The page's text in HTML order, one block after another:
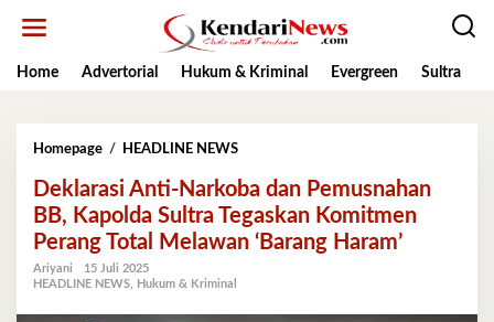
Home
Advertorial Hukum & Kriminal Evergreen Sultra
Homepage / HEADLINE NEWSDeklarasi
Narkoba
dan
Pemusnahan
BB,
Deklarasi Anti-Narkoba dan Pemusnahan
BB, Kapolda Sultra Tegaskan Komitmen
Perang Total Melawan ‘Barang Haram’
Ariyani
15 Juli 2025
HEADLINE NEWS
Hukum & Kriminal